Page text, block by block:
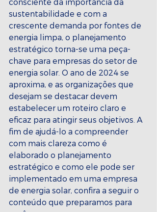
consciente da importância da
sustentabilidade e com a
crescente demanda por fontes de
energia limpa, o planejamento
estratégico torna-se uma peça-
chave para empresas do setor de
energia solar. O ano de 2024 se
aproxima, e as organizações que
desejam se destacar devem
estabelecer um roteiro claro e
eficaz para atingir seus objetivos. A
fim de ajudá-lo a compreender
com mais clareza como é
elaborado o planejamento
estratégico e como ele pode ser
implementado em uma empresa
de energia solar, confira a seguir o
conteúdo que preparamos para